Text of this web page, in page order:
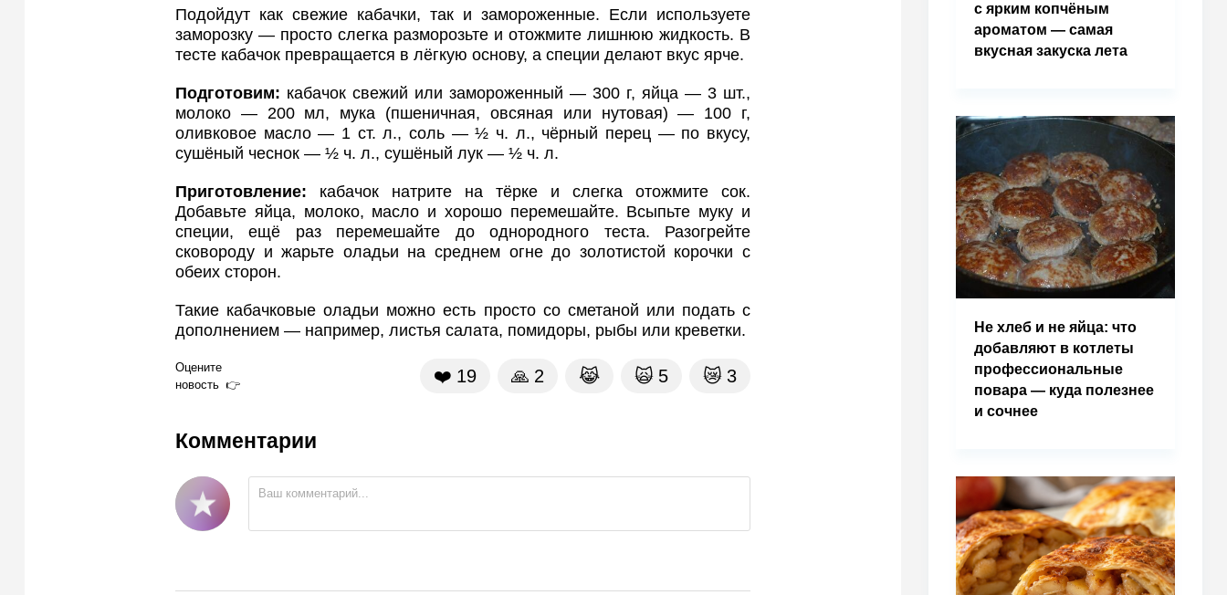
Подойдут как свежие кабачки, так и замороженные. Если используете
заморозку — просто слегка разморозьте и отожмите лишнюю жидкость. В
тесте кабачок превращается в лёгкую основу, а специи делают вкус ярче.
Подготовим: кабачок свежий или замороженный — 300 г, яйца — 3 шт.,
молоко — 200 мл, мука (пшеничная, овсяная или нутовая) — 100 г,
оливковое масло — 1 ст. л., соль — ½ ч. л., чёрный перец — по вкусу,
сушёный чеснок — ½ ч. л., сушёный лук — ½ ч. л.
Приготовление: кабачок натрите на тёрке и слегка отожмите сок.
Добавьте яйца, молоко, масло и хорошо перемешайте. Всыпьте муку и
специи, ещё раз перемешайте до однородного теста. Разогрейте
сковороду и жарьте оладьи на среднем огне до золотистой корочки с
обеих сторон.
Такие кабачковые оладьи можно есть просто со сметаной или подать с
дополнением — например, листья салата, помидоры, рыбы или креветки.
Оцените
новость
❤️ 19 🙏 2 😹 🙀 5 😿 3
Комментарии
с ярким копчёным
ароматом — самая
вкусная закуска лета
Не хлеб и не яйца: что
добавляют в котлеты
профессиональные
повара — куда полезнее
и сочнее